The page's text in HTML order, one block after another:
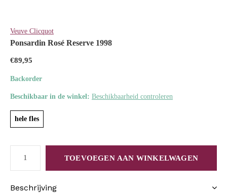
Veuve Clicquot
Ponsardin Rosé Reserve 1998
€89,95
Backorder
Beschikbaar in de winkel: Beschikbaarheid controleren
hele fles
TOEVOEGEN AAN WINKELWAGEN
Beschrijving